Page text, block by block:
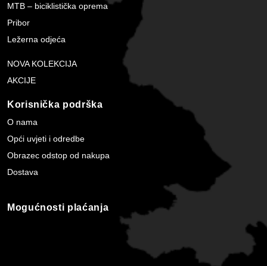
MTB – biciklistička oprema
Pribor
Ležerna odjeća
NOVA KOLEKCIJA
AKCIJE
Korisnička podrška
O nama
Opći uvjeti i odredbe
Obrazec odstop od nakupa
Dostava
Mogućnosti plaćanja